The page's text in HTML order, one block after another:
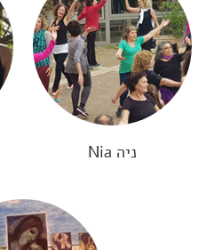
ניה Nia